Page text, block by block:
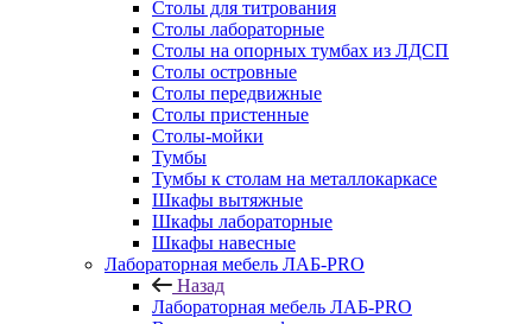
Столы для титрования
Столы лабораторные
Столы на опорных тумбах из ЛДСП
Столы островные
Столы передвижные
Столы пристенные
Столы-мойки
Тумбы
Тумбы к столам на металлокаркасе
Шкафы вытяжные
Шкафы лабораторные
Шкафы навесные
Лабораторная мебель ЛАБ-PRO
Назад
Лабораторная мебель ЛАБ-PRO